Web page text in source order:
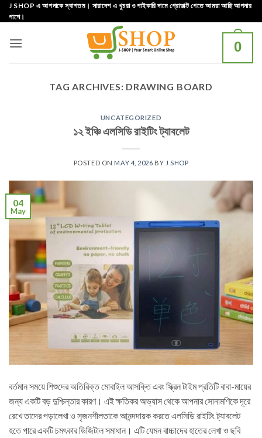
Skip
to
J SHOP এ আপনাকে স্বাগতম। সারাদেশ এ খুচরা ও পাইকারি দামে প্রোডাক্ট পেতে আমরা আছি আপনার
পাশে।
0
TAG ARCHIVES: DRAWING BOARD
UNCATEGORIZED
১২ ইঞ্চি এলসিডি রাইটিং ট্যাবলেট
POSTED ON MAY 4, 2026 BY J SHOP
04
May
বর্তমান সময়ে শিশুদের অতিরিক্ত মোবাইল আসক্তি এবং স্ক্রিন টাইম প্রতিটি বাবা-মায়ের
জন্য একটি বড় দুশ্চিন্তার কারণ। এই ক্ষতিকর অভ্যাস থেকে আপনার সোনামণিকে দূরে
রেখে তাদের পড়ালেখা ও সৃজনশীলতাকে আনন্দদায়ক করতে এলসিডি রাইটিং ট্যাবলেট
হতে পারে একটি চমৎকার ডিজিটাল সমাধান। এটি যেমন বাচ্চাদের হাতের লেখা ও ছবি